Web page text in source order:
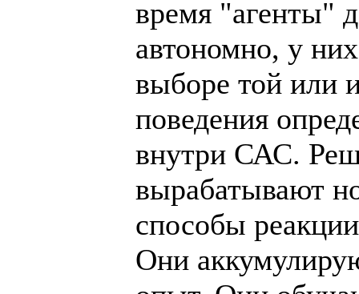
время "агенты"
автономно, у
выборе той или
поведения
внутри САС.
вырабатывают
способы
Они